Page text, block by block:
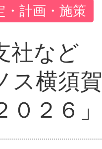
・計画・施策
社など
ス横須
２６」